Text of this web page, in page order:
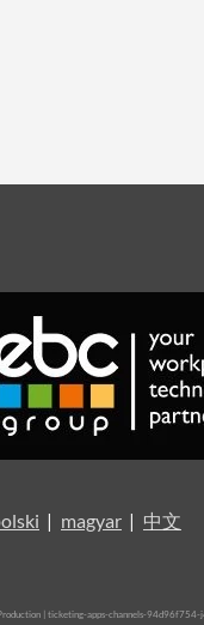
| magyar | 中文
| ticketing-apps-channels-